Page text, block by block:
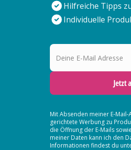
Hilfreiche Tipps
Individuelle
Deine E-Mail Adresse
Jetzt
Mit Absenden meiner E-
gerichtete Werbung zu
die Öffnung der E-Mails
meiner Daten kann ich den
Informationen findest du